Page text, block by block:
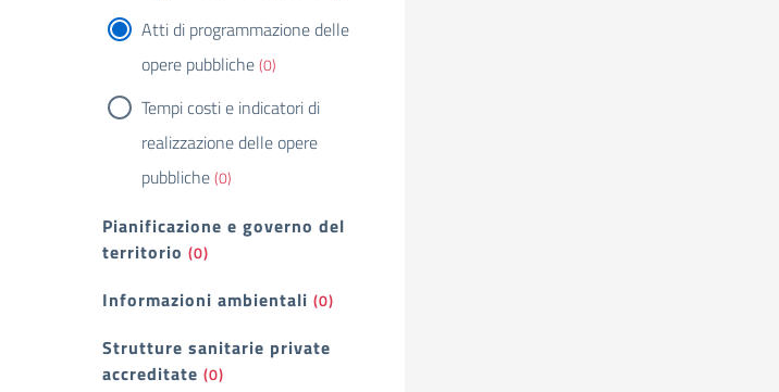
Atti di programmazione delle
opere pubbliche(0)
Tempi costi e indicatori di
realizzazione delle opere
pubbliche(0)
Pianificazione e governo del
territorio (0)
Informazioni ambientali (0)
Strutture sanitarie private
accreditate (0)